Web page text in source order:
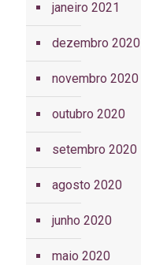
janeiro 2021
dezembro 2020
novembro 2020
outubro 2020
setembro 2020
agosto 2020
junho 2020
maio 2020